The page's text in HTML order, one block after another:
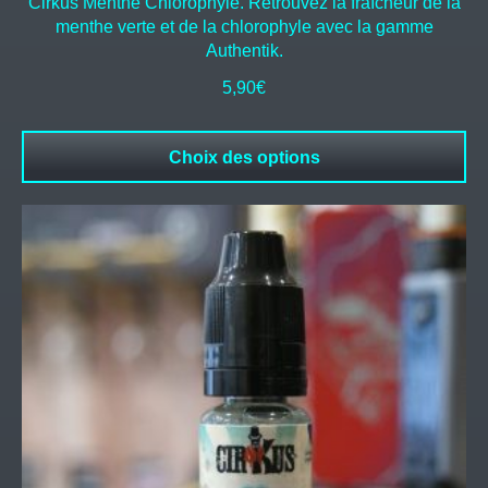
menthe verte et de la chlorophyle avec la gamme
Authentik.
5,90€
Choix des options
produit
variations.
Les
sur